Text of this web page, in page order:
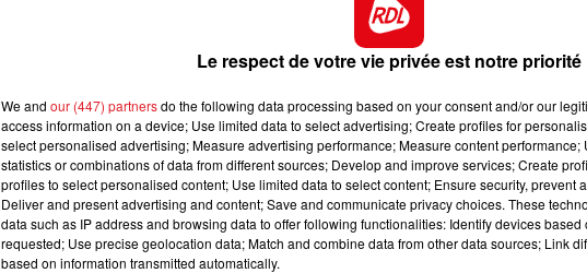
Le respect de votre vie privée est notre priorité
We and our (447) partnersdo the following data processing based on your consent and/or our
access information on a device; Use limited data to select advertising; Create profiles for
select personalised advertising; Measure advertising performance; Measure content
statistics or combinations of data from different sources; Develop and improve services; Create
profiles to select personalised content; Use limited data to select content; Ensure security, prevent
Deliver and present advertising and content; Save and communicate privacy choices. These
data such as IP address and browsing data to offer following functionalities: Identify devices
requested; Use precise geolocation data; Match and combine data from other data sources; Link
based on information transmitted automatically.